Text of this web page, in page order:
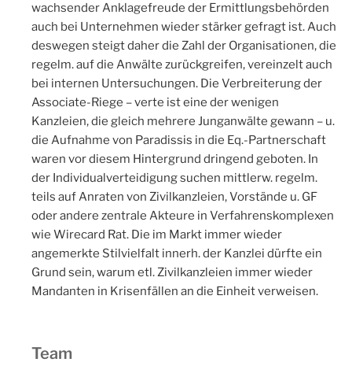
wachsender Anklagefreude der Ermittlungsbehörden
auch bei Unternehmen wieder stärker gefragt ist. Auch
deswegen steigt daher die Zahl der Organisationen, die
regelm. auf die Anwälte zurückgreifen, vereinzelt auch
bei internen Untersuchungen. Die Verbreiterung der
Associate-Riege – verte ist eine der wenigen
Kanzleien, die gleich mehrere Junganwälte gewann – u.
die Aufnahme von Paradissis in die Eq.-Partnerschaft
waren vor diesem Hintergrund dringend geboten. In
der Individualverteidigung suchen mittlerw. regelm.
teils auf Anraten von Zivilkanzleien, Vorstände u. GF
oder andere zentrale Akteure in Verfahrenskomplexen
wie Wirecard Rat. Die im Markt immer wieder
angemerkte Stilvielfalt innerh. der Kanzlei dürfte ein
Grund sein, warum etl. Zivilkanzleien immer wieder
Mandanten in Krisenfällen an die Einheit verweisen.
Team